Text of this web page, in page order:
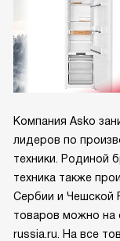
Компания Asko
лидеров по
техники. Родиной
техника также
Сербии и Чешской
товаров можно на
russia.ru. На все